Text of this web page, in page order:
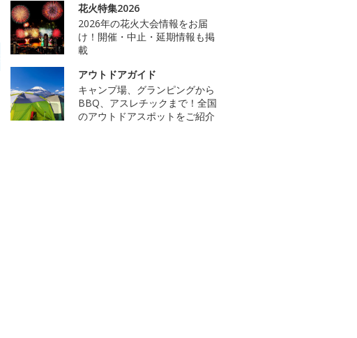
花火特集2026
2026年の花火大会情報をお届
け！開催・中止・延期情報も掲
載
アウトドアガイド
キャンプ場、グランピングから
BBQ、アスレチックまで！全国
のアウトドアスポットをご紹介